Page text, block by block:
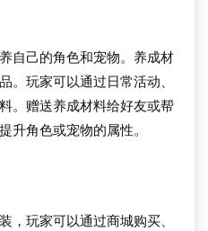
自己的角色和宠物。养成材
。玩家可以通过日常活动、
。赠送养成材料给好友或帮
升角色或宠物的属性。
，玩家可以通过商城购买、